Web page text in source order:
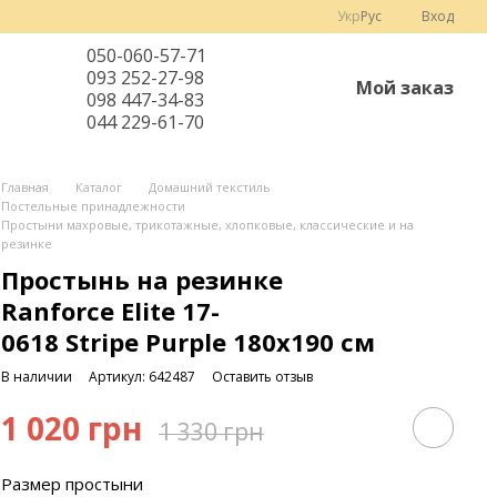
УкрРус Вход
050-060-57-71
093 252-27-98
098 447-34-83
044 229-61-70
Мой заказ
Главная Каталог
Домашний текстиль
Постельные принадлежности
Простыни махровые, трикотажные, хлопковые, классические и на
резинке
Простынь на резинке
Ranforce Elite 17-
0618 Stripe Purple 180х190 см
В наличии Артикул: 642487 Оставить отзыв
1 020 грн 1 330 грн
Размер простыни